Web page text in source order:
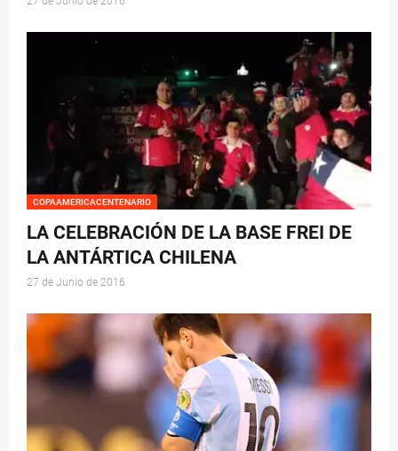
COPAAMERICACENTENARIO
LA CELEBRACIÓN DE LA BASE FREI DE
LA ANTÁRTICA CHILENA
27 de Junio de 2016